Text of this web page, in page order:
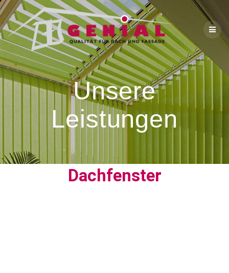
Unsere
Leistungen
Dachfenster